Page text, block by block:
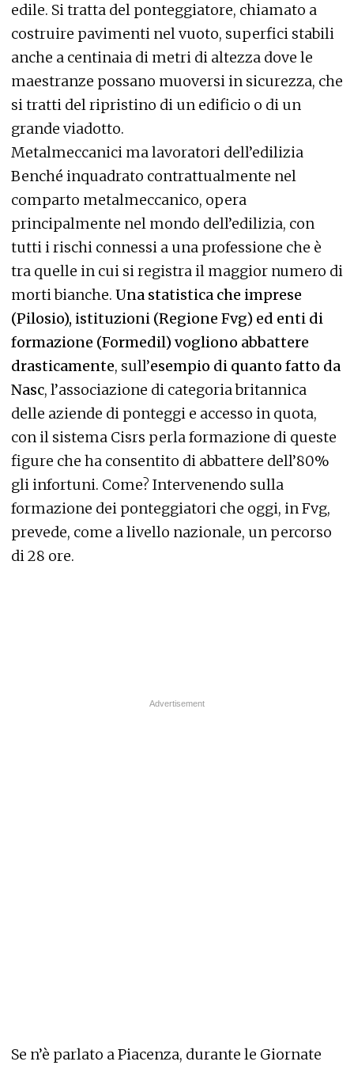
edile. Si tratta del ponteggiatore, chiamato a
costruire pavimenti nel vuoto, superfici stabili
anche a centinaia di metri di altezza dove le
maestranze possano muoversi in sicurezza, che
si tratti del ripristino di un edificio o di un
grande viadotto.
Metalmeccanici ma lavoratori dell’edilizia
Benché inquadrato contrattualmente nel
comparto metalmeccanico, opera
principalmente nel mondo dell’edilizia, con
tutti i rischi connessi a una professione che è
tra quelle in cui si registra il maggior numero di
morti bianche. Una statistica che imprese
(Pilosio), istituzioni (Regione Fvg) ed enti di
formazione (Formedil) vogliono abbattere
drasticamente, sull’esempio di quanto fatto da
Nasc, l’associazione di categoria britannica
delle aziende di ponteggi e accesso in quota,
con il sistema Cisrs perla formazione di queste
figure che ha consentito di abbattere dell’80%
gli infortuni. Come? Intervenendo sulla
formazione dei ponteggiatori che oggi, in Fvg,
prevede, come a livello nazionale, un percorso
di 28 ore.
Se n’è parlato a Piacenza, durante le Giornate